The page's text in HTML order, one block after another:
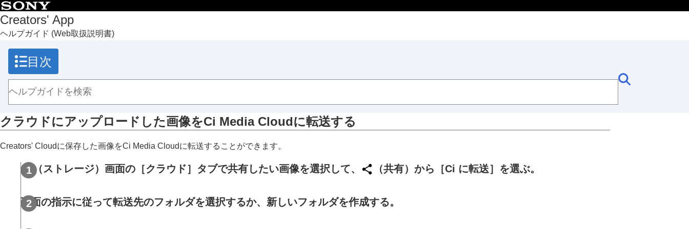
Creators' App
ヘルプガイド (Web取扱説明書)
目次
トップページ
Creators' App でできること
準備と接続
画面の説明
カメラの画像を取り込む
リモート撮影する
クラウドサービスを利用する
カメラとクラウドを連携させる
カメラの画像をクラウドに直接アップロードする
クラウドにアップロードした画像を共有する
クラウドにアップロードした画像をCi Media Cloudに転送する
クラウドにアップロードした画像をCi Media Cloudに転送する
Creators' Cloudに保存した画像をCi Media Cloudに転送することができます。
（ストレージ）画面の ［クラウド］ タブで共有したい画像を選択して、 （共有）から ［Ci に転送］ を選ぶ。
画面の指示に従って転送先のフォルダを選択するか、新しいフォルダを作成する。